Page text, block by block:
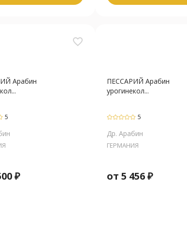
favorite_border
Арабин
5
₽
ПЕССАРИЙ Арабин
урогинекол...
5
Др. Арабин
ГЕРМАНИЯ
от 5 456₽